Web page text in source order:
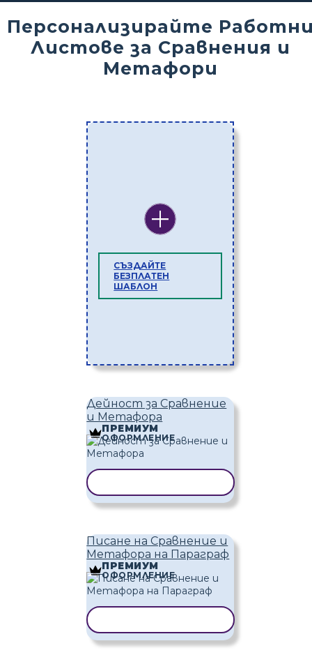
Персонализирайте
Листове за Сравнения и
Метафори
СЪЗДАЙТЕ
БЕЗПЛАТЕН
ШАБЛОН
Дейност за Сравнение
и Метафора
ПРЕМИУМ
ОФОРМЛЕНИЕ
Писане на Сравнение и
Метафора на Параграф
ПРЕМИУМ
ОФОРМЛЕНИЕ